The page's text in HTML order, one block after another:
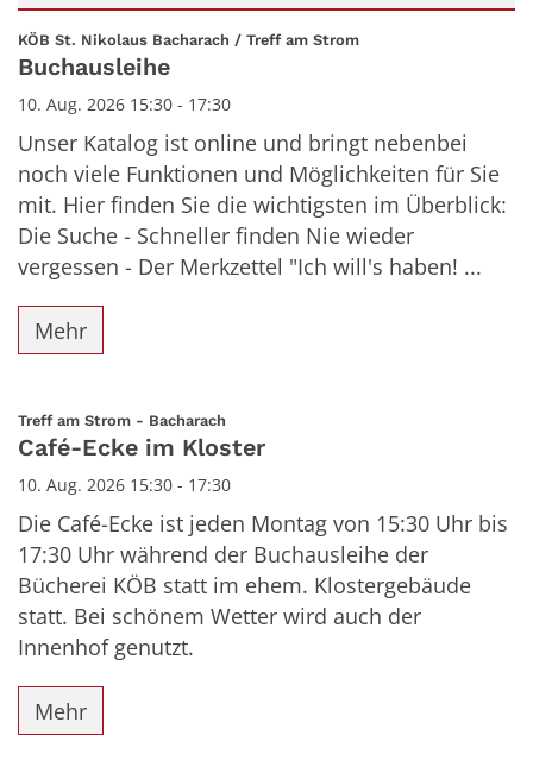
Datum: 10. August 2026
KÖB St. Nikolaus Bacharach / Treff am Strom:
Buchausleihe
10. Aug. 2026 15:30 - 17:30
Unser Katalog ist online und bringt nebenbei
noch viele Funktionen und Möglichkeiten für Sie
mit. Hier finden Sie die wichtigsten im Überblick:
Die Suche - Schneller finden Nie wieder
vergessen - Der Merkzettel "Ich will's haben! ...
Mehr
Treff am Strom - Bacharach
Café-Ecke im Kloster
10. Aug. 2026 15:30 - 17:30
Die Café-Ecke ist jeden Montag von 15:30 Uhr bis
17:30 Uhr während der Buchausleihe der
Bücherei KÖB statt im ehem. Klostergebäude
statt. Bei schönem Wetter wird auch der
Innenhof genutzt.
Mehr